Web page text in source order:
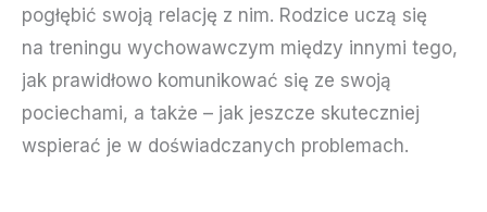
pogłębić swoją relację z nim. Rodzice uczą się
na treningu wychowawczym między innymi tego,
jak prawidłowo komunikować się ze swoją
pociechami, a także – jak jeszcze skuteczniej
wspierać je w doświadczanych problemach.